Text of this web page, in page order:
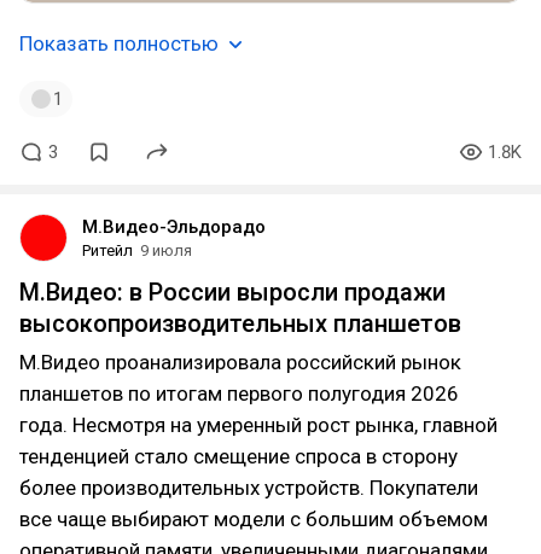
Показать полностью
1
3 1.8K
М.Видео-Эльдорадо
Ритейл 9 июля
М.Видео: в России выросли продажи
высокопроизводительных планшетов
М.Видео проанализировала российский рынок
планшетов по итогам первого полугодия 2026
года. Несмотря на умеренный рост рынка, главной
тенденцией стало смещение спроса в сторону
более производительных устройств. Покупатели
все чаще выбирают модели с большим объемом